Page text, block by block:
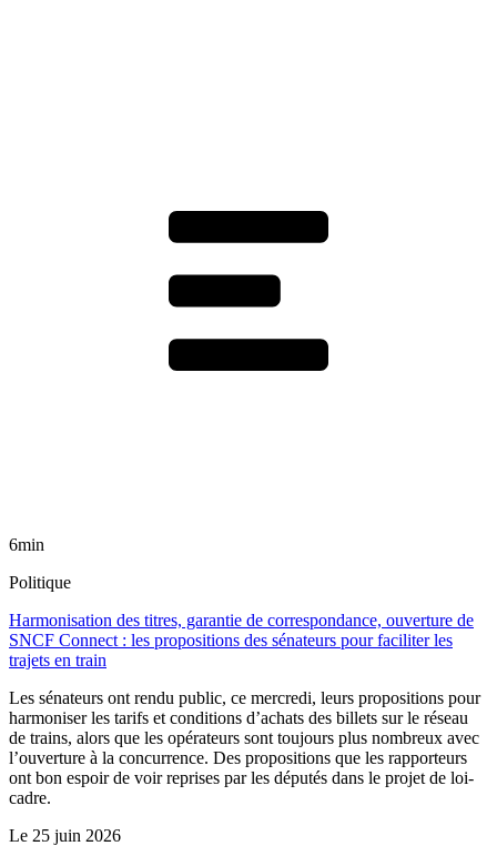
6min
Politique
Harmonisation des titres, garantie de correspondance, ouverture de
SNCF Connect : les propositions des sénateurs pour faciliter les
trajets en train
Les sénateurs ont rendu public, ce mercredi, leurs propositions pour
harmoniser les tarifs et conditions d’achats des billets sur le réseau
de trains, alors que les opérateurs sont toujours plus nombreux avec
l’ouverture à la concurrence. Des propositions que les rapporteurs
ont bon espoir de voir reprises par les députés dans le projet de loi-
cadre.
Le 25 juin 2026